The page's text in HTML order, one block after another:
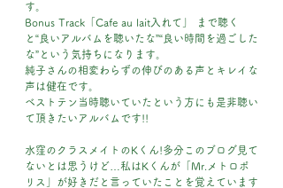
す。
Bonus Track「Cafe au lait入れて」 まで聴く
と“良いアルバムを聴いたな”“良い時間を過ごした
な”という気持ちになります。
純子さんの相変わらずの伸びのある声とキレイな
声は健在です。
ベストテン当時聴いていたという方にも是非聴い
て頂きたいアルバムです!!
水窪のクラスメイトのKくん!多分このブログ見て
ないとは思うけど…私はKくんが「Mr.メトロポ
リス」が好きだと言っていたことを覚えています